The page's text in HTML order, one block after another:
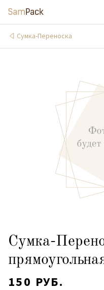
Сумка-Переноска
Сумка-
150 РУБ.